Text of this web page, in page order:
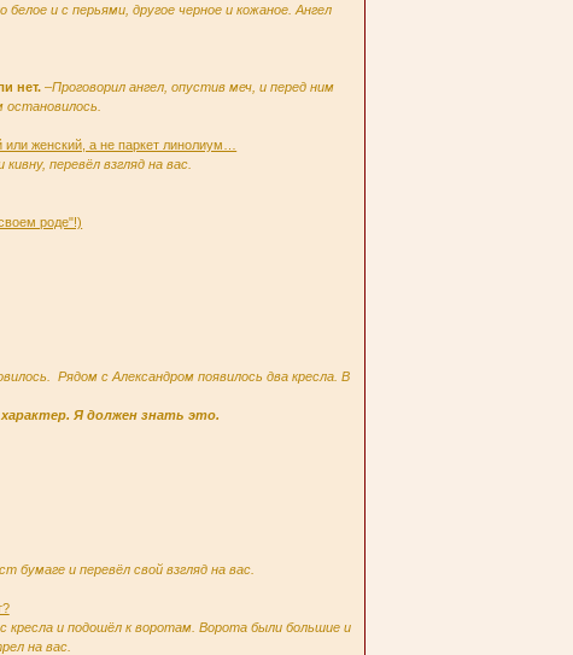
и с перьями, другое черное и кожаное. Ангел
нет. –Проговорил ангел, опустив меч, и перед ним
женский, а не паркет линолиум…
перевёл взгляд на вас.
роде"!)
Рядом с Александром появилось два кресла. В
Я должен знать это.
бумаге и перевёл свой взгляд на вас.
кресла и подошёл к воротам. Ворота были большие и
на вас.